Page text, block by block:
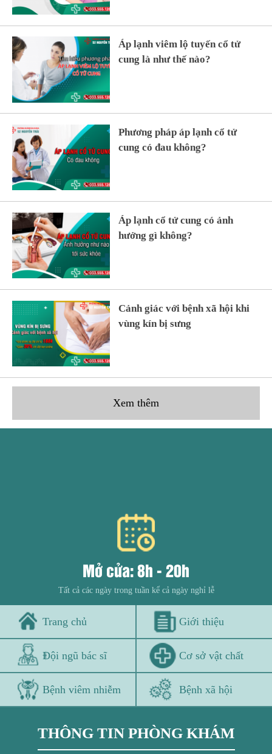
Áp lạnh viêm lộ tuyến cổ tử
cung là như thế nào?
Phương pháp áp lạnh cổ tử
cung có đau không?
Áp lạnh cổ tử cung có ảnh
hưởng gì không?
Cảnh giác với bệnh xã hội khi
vùng kín bị sưng
Xem thêm
Mở cửa: 8h - 20h
Tất cả các ngày trong tuần kể cả ngày nghỉ lễ
Trang chủ Giới thiệu
Đội ngũ bác sĩ Cơ sở vật chất
Bệnh viêm nhiễm Bệnh xã hội
THÔNG TIN PHÒNG KHÁM